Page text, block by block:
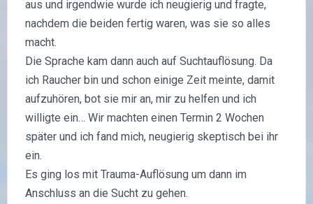
aus und irgendwie wurde ich neugierig und fragte,
nachdem die beiden fertig waren, was sie so alles
macht.
Die Sprache kam dann auch auf Suchtauflösung. Da
ich Raucher bin und schon einige Zeit meinte, damit
aufzuhören, bot sie mir an, mir zu helfen und ich
willigte ein… Wir machten einen Termin 2 Wochen
später und ich fand mich, neugierig skeptisch bei ihr
ein.
Es ging los mit Trauma-Auflösung um dann im
Anschluss an die Sucht zu gehen.